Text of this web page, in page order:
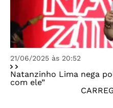
21/06/2025 às 20:52
Natanzinho Lima nega
com ele”